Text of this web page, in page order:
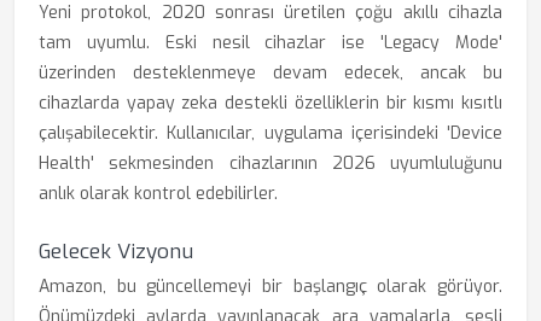
Yeni protokol, 2020 sonrası üretilen çoğu akıllı cihazla
tam uyumlu. Eski nesil cihazlar ise 'Legacy Mode'
üzerinden desteklenmeye devam edecek, ancak bu
cihazlarda yapay zeka destekli özelliklerin bir kısmı kısıtlı
çalışabilecektir. Kullanıcılar, uygulama içerisindeki 'Device
Health' sekmesinden cihazlarının 2026 uyumluluğunu
anlık olarak kontrol edebilirler.
Gelecek Vizyonu
Amazon, bu güncellemeyi bir başlangıç olarak görüyor.